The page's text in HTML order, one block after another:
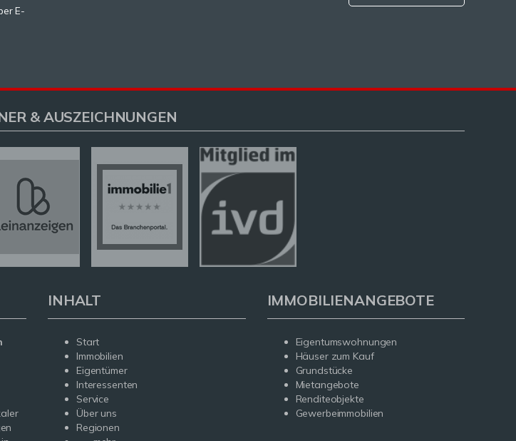
E-
& AUSZEICHNUNGEN
INHALT
Start
Immobilien
Eigentümer
Interessenten
Service
Über uns
Regionen
IMMOBILIENANGEBOTE
Eigentumswohnungen
Häuser zum Kauf
Grundstücke
Mietangebote
Renditeobjekte
Gewerbeimmobilien